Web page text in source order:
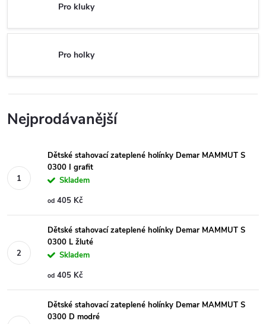
Pro kluky
Pro holky
Nejprodávanější
Dětské stahovací zateplené holínky Demar MAMMUT S
0300 I grafit
Skladem
od 405 Kč
Dětské stahovací zateplené holínky Demar MAMMUT S
0300 L žluté
Skladem
od 405 Kč
Dětské stahovací zateplené holínky Demar MAMMUT S
0300 D modré